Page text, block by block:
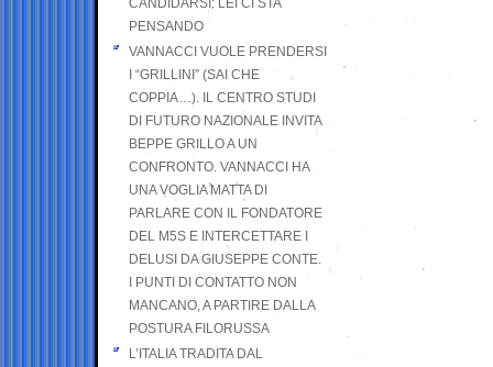
CANDIDARSI: LEI CI STA
PENSANDO
VANNACCI VUOLE PRENDERSI
I “GRILLINI” (SAI CHE
COPPIA…). IL CENTRO STUDI
DI FUTURO NAZIONALE INVITA
BEPPE GRILLO A UN
CONFRONTO. VANNACCI HA
UNA VOGLIA MATTA DI
PARLARE CON IL FONDATORE
DEL M5S E INTERCETTARE I
DELUSI DA GIUSEPPE CONTE.
I PUNTI DI CONTATTO NON
MANCANO, A PARTIRE DALLA
POSTURA FILORUSSA
L’ITALIA TRADITA DAL